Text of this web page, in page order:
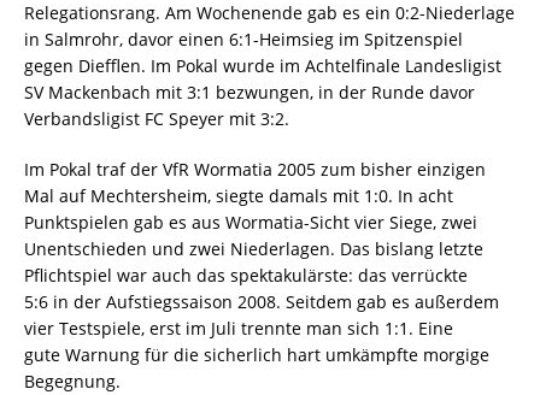
Relegationsrang. Am Wochenende gab es ein 0:2-Niederlage
in Salmrohr, davor einen 6:1-Heimsieg im Spitzenspiel
gegen Diefflen. Im Pokal wurde im Achtelfinale Landesligist
SV Mackenbach mit 3:1 bezwungen, in der Runde davor
Verbandsligist FC Speyer mit 3:2.
Im Pokal traf der VfR Wormatia 2005 zum bisher einzigen
Mal auf Mechtersheim, siegte damals mit 1:0. In acht
Punktspielen gab es aus Wormatia-Sicht vier Siege, zwei
Unentschieden und zwei Niederlagen. Das bislang letzte
Pflichtspiel war auch das spektakulärste: das verrückte
5:6 in der Aufstiegssaison 2008. Seitdem gab es außerdem
vier Testspiele, erst im Juli trennte man sich 1:1. Eine
gute Warnung für die sicherlich hart umkämpfte morgige
Begegnung.